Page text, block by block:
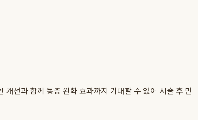
선과 함께 통증 완화 효과까지 기대할 수 있어 시술 후 만